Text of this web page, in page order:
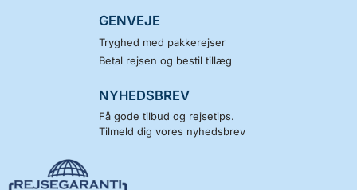
GENVEJE
Tryghed med pakkerejser
Betal rejsen og bestil tillæg
NYHEDSBREV
Få gode tilbud og rejsetips.
Tilmeld dig vores nyhedsbrev